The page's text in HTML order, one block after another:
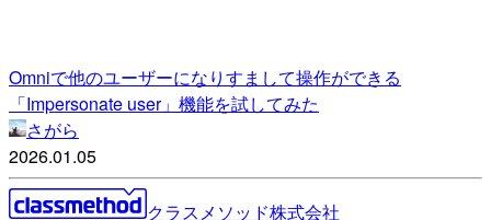
Omniで他のユーザーになりすまして操作ができる
「Impersonate user」機能を試してみた
さがら
2026.01.05
クラスメソッド株式会社